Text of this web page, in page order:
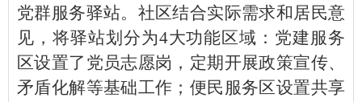
党群服务驿站。社区结合实际需求和居民意
见，将驿站划分为4大功能区域：党建服务
区设置了党员志愿岗，定期开展政策宣传、
矛盾化解等基础工作；便民服务区设置共享